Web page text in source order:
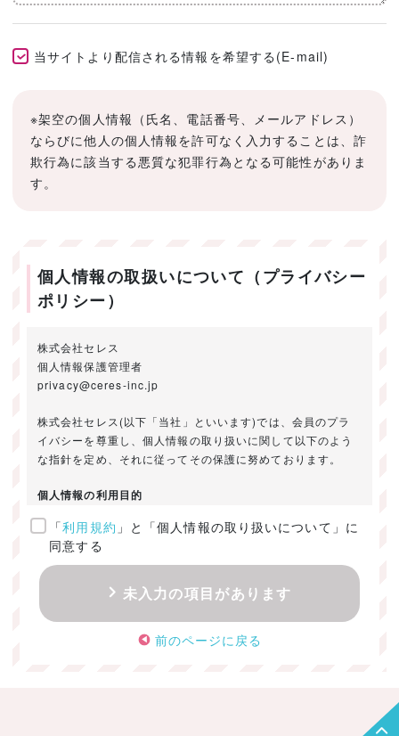
当サイトより配信される情報を希望する(E-mail)
※架空の個人情報（氏名、電話番号、メールアドレス）
ならびに他人の個人情報を許可なく入力することは、詐
欺行為に該当する悪質な犯罪行為となる可能性がありま
す。
個人情報の取扱いについて（プライバシー
ポリシー）
株式会社セレス
個人情報保護管理者
privacy@ceres-inc.jp
株式会社セレス(以下「当社」といいます)では、会員のプラ
イバシーを尊重し、個人情報の取り扱いに関して以下のよう
な指針を定め、それに従ってその保護に努めております。
個人情報の利用目的
ご提供いただきました個人情報は、以下のためにのみ利用い
たします。
・お問い合わせに対する回答及び資料送付のご連絡
・当社のお客様向けサービスの提供
・本人確認
・サービスの開発・改善のための分析
「利用規約 」と「個人情報の取り扱いについて」に
同意する
未入力の項目があります
前のページに戻る